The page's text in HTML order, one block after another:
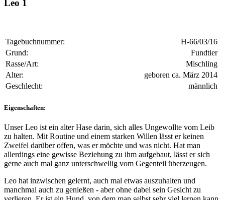
Leo 1
Tagebuchnummer:
H-66/03/16
Grund:
Fundtier
Rasse/Art:
Mischling
Alter:
geboren ca. März 2014
Geschlecht:
männlich
Eigenschaften:
UnserLeo ist ein alter Hase darin, sich alles Ungewollte vom Leib
zu halten. Mit Routine und einem starken Willen lässt er keinen
Zweifel darüber offen, was er möchte und was nicht. Hat man
allerdings eine gewisse Beziehung zu ihm aufgebaut, lässt er sich
gerne auch mal ganz unterschwellig vom Gegenteil überzeugen.
Leo hat inzwischen gelernt, auch mal etwas auszuhalten und
manchmal auch zu genießen - aber ohne dabei sein Gesicht zu